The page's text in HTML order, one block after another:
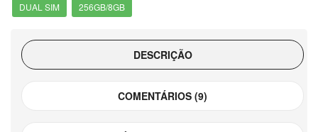
DUAL SIM
256GB/8GB
DESCRIÇÃO
COMENTÁRIOS (9)